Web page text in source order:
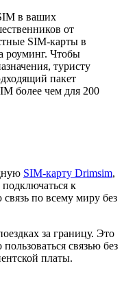
в ваших
от
SIM-карты в
роуминг. Чтобы
туристу
пакет
более чем для 200
SIM-карту Drimsim,
к
по всему миру без
за границу. Это
связью без
платы.